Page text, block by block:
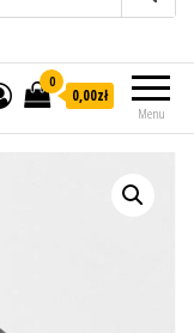
Menu
0
0,00zł